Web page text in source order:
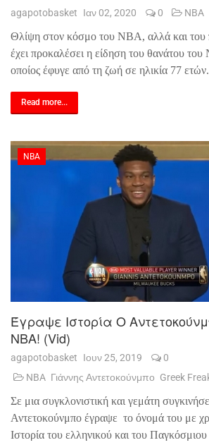
agapotobasket Ιαν 02, 2020 0 NBA
Θλίψη στον κόσμο του ΝΒΑ, αλλά και του
έχει προκαλέσει η είδηση του θανάτου του
οποίος έφυγε από τη ζωή σε ηλικία 77 ετών.
Read more...
NBA
Έγραψε Ιστορία Ο
NBA! (vid)
agapotobasket Ιουν 25, 2019
0
NBA Γιάννης Αντετοκούνμπο Greek
Σε μια συγκλονιστική και γεμάτη
Αντετοκούνμπο έγραψε το όνομά του με
Ιστορία του ελληνικού και του